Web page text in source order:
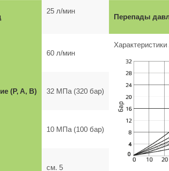
25 л/мин
Перепады
60 л/мин
(P, A, B) 32 МПа (320 бар)
10 МПа (100 бар)
см. 5